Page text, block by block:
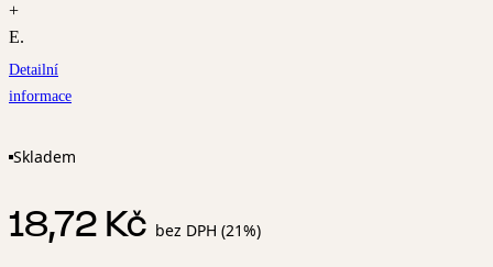
+
E.
Detailní
informace
Skladem
18,72 Kč bez DPH (21%)